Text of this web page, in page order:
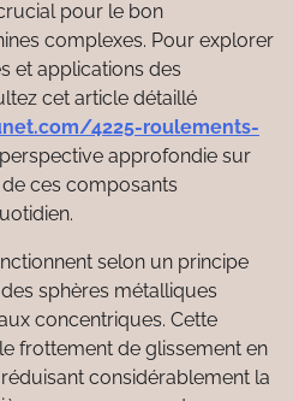
pour le bon
complexes. Pour explorer
et applications des
cet article détaillé
4225-roulements-
approfondie sur
de ces composants
selon un principe
sphères métalliques
concentriques. Cette
frottement de glissement en
considérablement la